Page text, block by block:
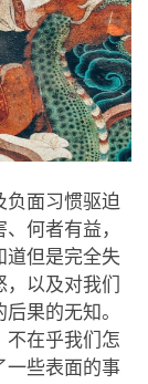
负面习惯驱迫
何者有益，
道但是完全失
以及对我们
果的无知。
不在乎我们怎
一些表面的事